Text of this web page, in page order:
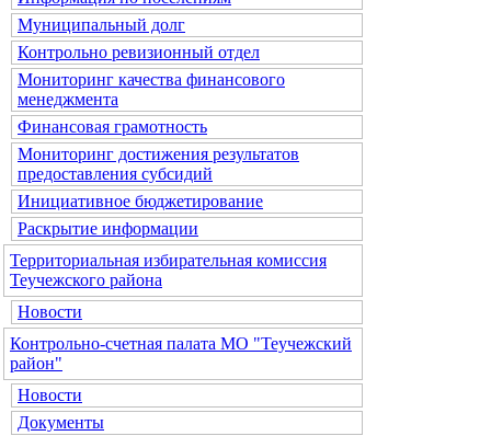
Муниципальный долг
Контрольно ревизионный отдел
Мониторинг качества финансового
менеджмента
Финансовая грамотность
Мониторинг достижения результатов
предоставления субсидий
Инициативное бюджетирование
Раскрытие информации
Территориальная избирательная комиссия
Теучежского района
Новости
Контрольно-счетная палата МО "Теучежский
район"
Новости
Документы